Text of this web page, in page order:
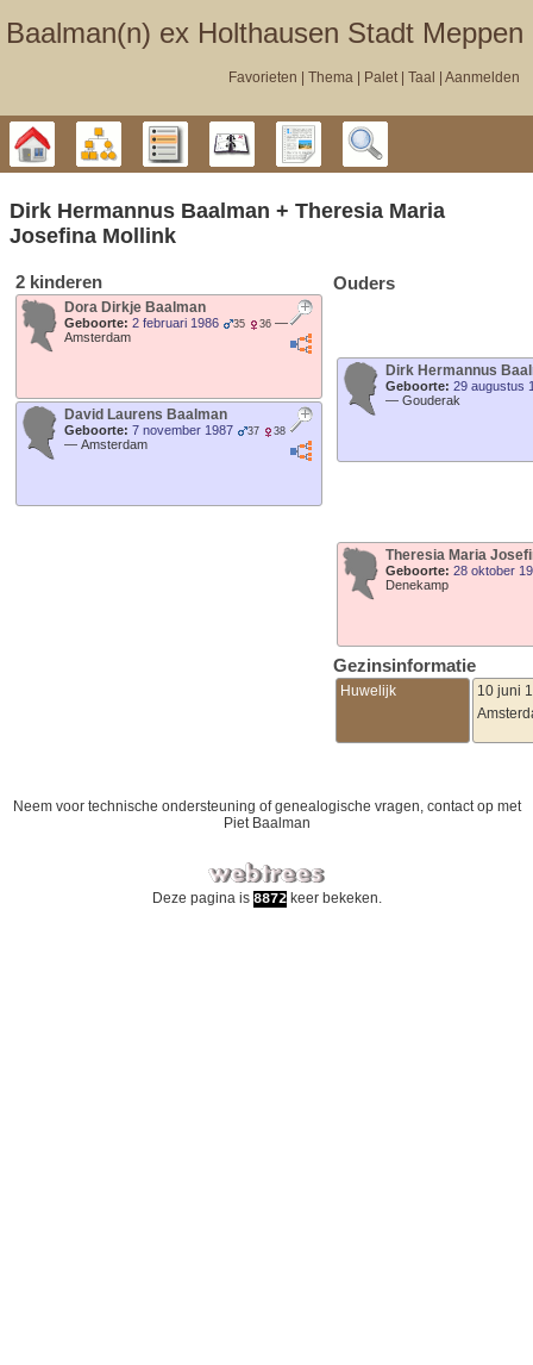
Baalman‎‎‎‎‎(n)‎‎‎‎‎ ex Holthausen Stadt Meppen
Favorieten Thema Palet Taal Aanmelden
Stamboom DiagrammenLijsten Kalender Rapporten
Dirk Hermannus Baalman + Theresia Maria
Josefina Mollink
2 kinderen
Dora Dirkje Baalman
Geboorte: 2 februari 1986 35 36 —
Amsterdam
David Laurens Baalman
Geboorte: 7 november 1987 37 38
— Amsterdam
Ouders
Dirk Hermannus
Geboorte: 29 augustus
— Gouderak
Theresia Maria
Geboorte: 28 oktober
Denekamp
Gezinsinformatie
Huwelijk
10 juni
Neem voor technische ondersteuning of genealogische vragen, contact op met
Piet Baalman
Deze pagina is 8872keer bekeken.